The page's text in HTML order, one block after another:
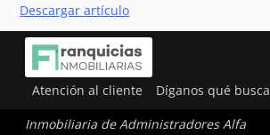
Descargar artículo
Atención al cliente Díganos qué busca
Inmobiliaria de Administradores Alfa